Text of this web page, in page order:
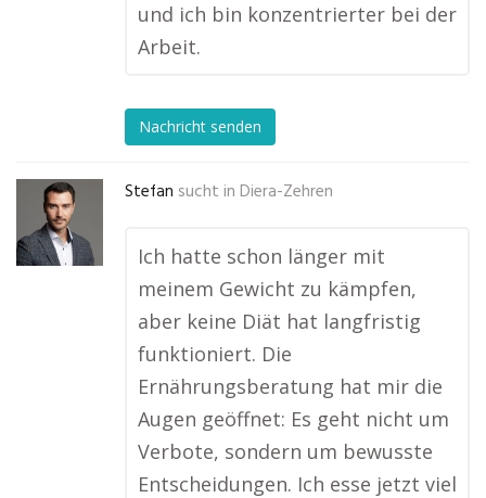
und ich bin konzentrierter bei der
Arbeit.
Nachricht senden
Stefan sucht in Diera-Zehren
Ich hatte schon länger mit
meinem Gewicht zu kämpfen,
aber keine Diät hat langfristig
funktioniert. Die
Ernährungsberatung hat mir die
Augen geöffnet: Es geht nicht um
Verbote, sondern um bewusste
Entscheidungen. Ich esse jetzt viel